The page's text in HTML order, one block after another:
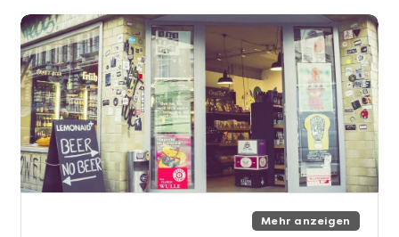
Mehr anzeigen